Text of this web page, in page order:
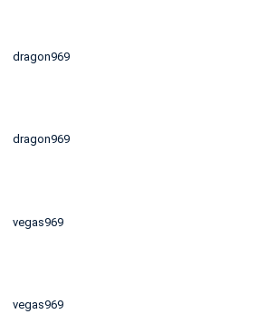
dragon969
dragon969
vegas969
vegas969